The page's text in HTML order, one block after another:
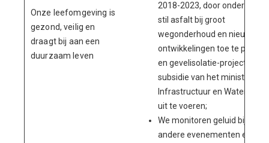
Onze leefomgeving is
gezond, veilig en
draagt bij aan een
duurzaam leven
2018-2023, door onder
stil asfalt bij groot
wegonderhoud en nieuwe
ontwikkelingen toe te passen
en gevelisolatie-projecten
subsidie van het ministerie
Infrastructuur en Waterstaat
uit te voeren;
We monitoren geluid bij
andere evenementen en